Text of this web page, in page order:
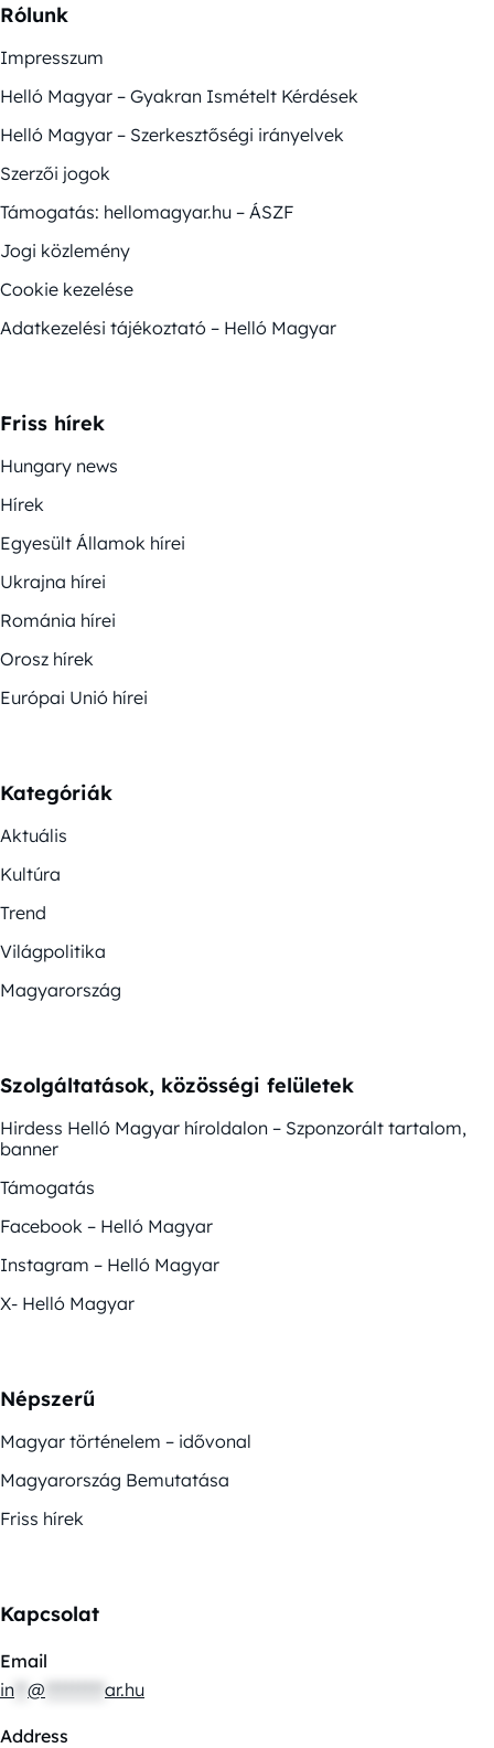
Rólunk
Impresszum
Helló Magyar – Gyakran Ismételt Kérdések
Helló Magyar – Szerkesztőségi irányelvek
Szerzői jogok
Támogatás: hellomagyar.hu – ÁSZF
Jogi közlemény
Cookie kezelése
Adatkezelési tájékoztató – Helló Magyar
Friss hírek
Hungary news
Hírek
Egyesült Államok hírei
Ukrajna hírei
Románia hírei
Orosz hírek
Európai Unió hírei
Kategóriák
Aktuális
Kultúra
Trend
Világpolitika
Magyarország
Szolgáltatások, közösségi felületek
Hirdess Helló Magyar híroldalon – Szponzorált tartalom,
banner
Támogatás
Facebook – Helló Magyar
Instagram – Helló Magyar
X- Helló Magyar
Népszerű
Magyar történelem – idővonal
Magyarország Bemutatása
Friss hírek
Kapcsolat
Email
in @ ar.hu
Address